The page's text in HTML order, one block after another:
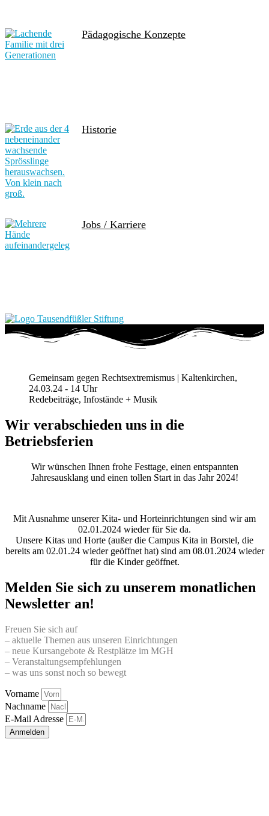
Pädagogische Konzepte
Historie
Jobs / Karriere
Gemeinsam gegen Rechtsextremismus | Kaltenkirchen,
24.03.24 - 14 Uhr
Redebeiträge, Infostände + Musik
Wir verabschieden uns in die
Betriebsferien
Wir wünschen Ihnen frohe Festtage, einen entspannten
Jahresausklang und einen tollen Start in das Jahr 2024!
Mit Ausnahme unserer Kita- und Horteinrichtungen sind wir am
02.01.2024 wieder für Sie da.
Unsere Kitas und Horte (außer die Campus Kita in Borstel, die
bereits am 02.01.24 wieder geöffnet hat) sind am 08.01.2024 wieder
für die Kinder geöffnet.
Melden Sie sich zu unserem monatlichen
Newsletter an!
Freuen Sie sich auf
– aktuelle Themen aus unseren Einrichtungen
– neue Kursangebote & Restplätze im MGH
– Veranstaltungsempfehlungen
– was uns sonst noch so bewegt
Vorname
Nachname
E-Mail Adresse
Anmelden